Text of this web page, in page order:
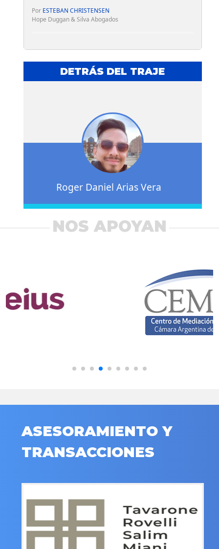
Por ESTEBAN CHRISTENSEN
Hope Duggan & Silva Abogados
DETRÁS DEL TRAJE
Roger Daniel Arias Vera
NOS APOYAN
ASESORAMIENTO Y
TRANSACCIONES